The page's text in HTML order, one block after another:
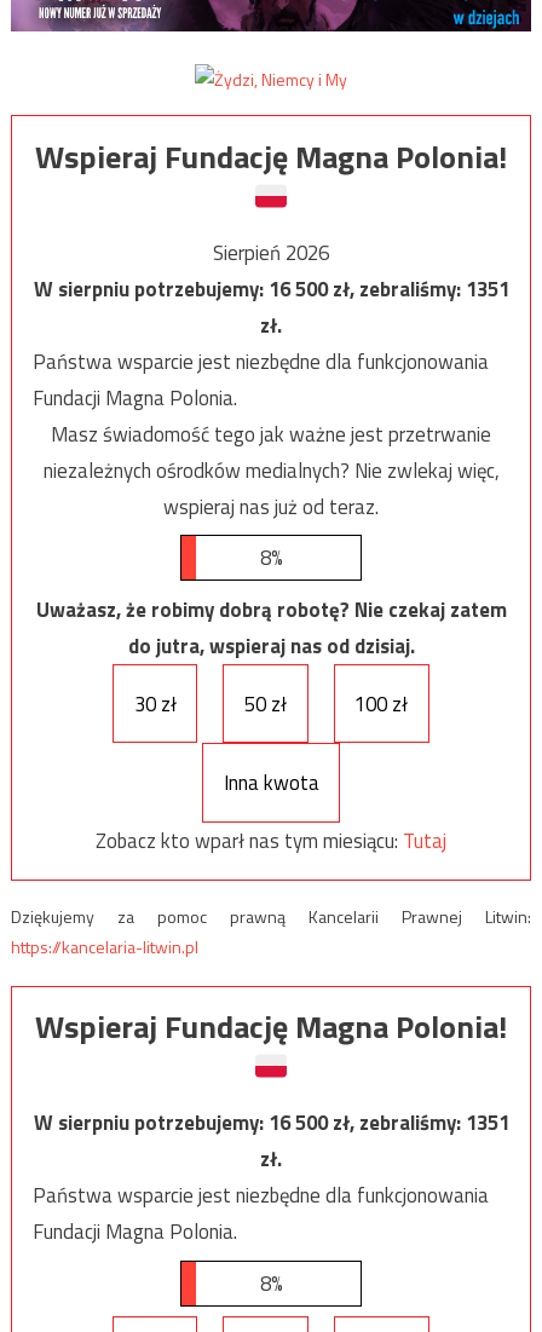
Wspieraj Fundację Magna Polonia!
Sierpień 2026
W sierpniu potrzebujemy:16 500zł, zebraliśmy:1351
zł.
Państwa wsparcie jest niezbędne dla funkcjonowania
Fundacji Magna Polonia.
Masz świadomość tego jak ważne jest przetrwanie
niezależnych ośrodków medialnych? Nie zwlekaj więc,
wspieraj nas już od teraz.
8%
Uważasz, że robimy dobrą robotę? Nie czekaj zatem
do jutra, wspieraj nas od dzisiaj.
30 zł
50 zł 100 zł
Inna kwota
Zobacz kto wparł nas tym miesiącu: Tutaj
Dziękujemy za pomoc prawną Kancelarii Prawnej Litwin:
https://kancelaria-litwin.pl
Wspieraj Fundację Magna Polonia!
W sierpniu potrzebujemy:16 500zł, zebraliśmy:1351
zł.
Państwa wsparcie jest niezbędne dla funkcjonowania
Fundacji Magna Polonia.
8%